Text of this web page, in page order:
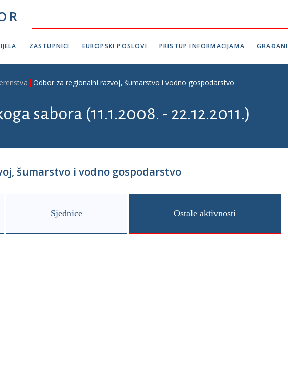
ZASTUPNICI EUROPSKI POSLOVI PRISTUP INFORMACIJAMA GRAĐANI
Odbor za regionalni razvoj, šumarstvo i vodno gospodarstvo
sabora (11.1.2008. - 22.12.2011.)
šumarstvo i vodno gospodarstvo
Sjednice Ostale aktivnosti